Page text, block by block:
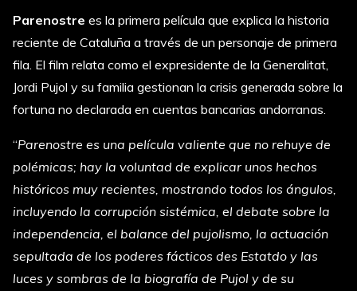
Parenostre es la primera película que explica la historia
reciente de Cataluña a través de un personaje de primera
fila. El film relata como el expresidente de la Generalitat,
Jordi Pujol y su familia gestionan la crisis generada sobre la
fortuna no declarada en cuentas bancarias andorranas.
“Parenostre es una película valiente que no rehuye de
polémicas; hay la voluntad de explicar unos hechos
históricos muy recientes, mostrando todos los ángulos,
incluyendo la corrupción sistémica, el debate sobre la
independencia, el balance del pujolismo, la actuación
sepultada de los poderes fácticos des Estatdo y las
luces y sombras de la biografía de Pujol y de su